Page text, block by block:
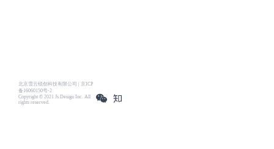
北京雪云锐创科技有限公司 | 京ICP
备16060150号-2
Copyright © 2021 Js.Design Inc. All
rights reserved.